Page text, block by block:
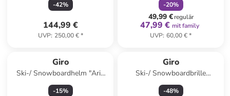
-42%
144,99 €
UVP: 250,00 €*
-20%
49,99 €regulär
47,99 € mit family
UVP: 60,00 €*
Giro
Ski-/ Snowboardhelm "Aria
Spherical MIPS" in Weiß
-15%
Giro
Ski-/ Snowboardbrille
"Contour" in Grün/ Hellbraun
-48%